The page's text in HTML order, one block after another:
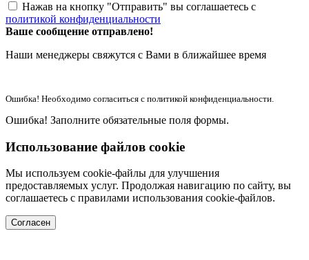
Нажав на кнопку "Отправить" вы соглашаетесь с
политикой конфиденциальности
Ваше сообщение отправлено!
Наши менеджеры свяжутся с Вами в ближайшее время
Ошибка! Необходимо согласиться с политикой конфиденциальности.
Ошибка! Заполните обязательные поля формы.
Использование файлов cookie
Мы используем cookie-файлы для улучшения
предоставляемых услуг. Продолжая навигацию по сайту, вы
соглашаетесь с правилами использования cookie-файлов.
Согласен